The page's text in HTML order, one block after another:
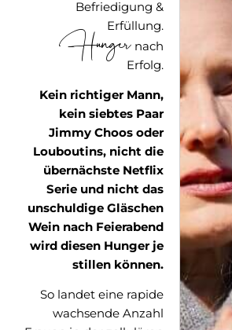
Befriedigung &
Erfüllung.
Hunger nach
Erfolg.
Kein richtiger Mann,
kein siebtes Paar
Jimmy Choos oder
Louboutins, nicht die
übernächste Netflix
Serie und nicht das
unschuldige Gläschen
Wein nach Feierabend
wird diesen Hunger je
stillen können.
So landet eine rapide
wachsende Anzahl